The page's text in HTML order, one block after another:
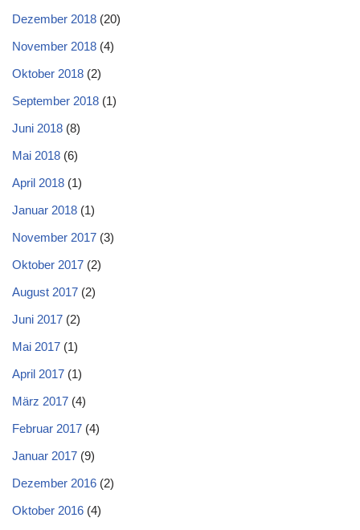
Dezember 2018 (20)
November 2018 (4)
Oktober 2018 (2)
September 2018 (1)
Juni 2018 (8)
Mai 2018 (6)
April 2018 (1)
Januar 2018 (1)
November 2017 (3)
Oktober 2017 (2)
August 2017 (2)
Juni 2017 (2)
Mai 2017 (1)
April 2017 (1)
März 2017 (4)
Februar 2017 (4)
Januar 2017 (9)
Dezember 2016 (2)
Oktober 2016 (4)